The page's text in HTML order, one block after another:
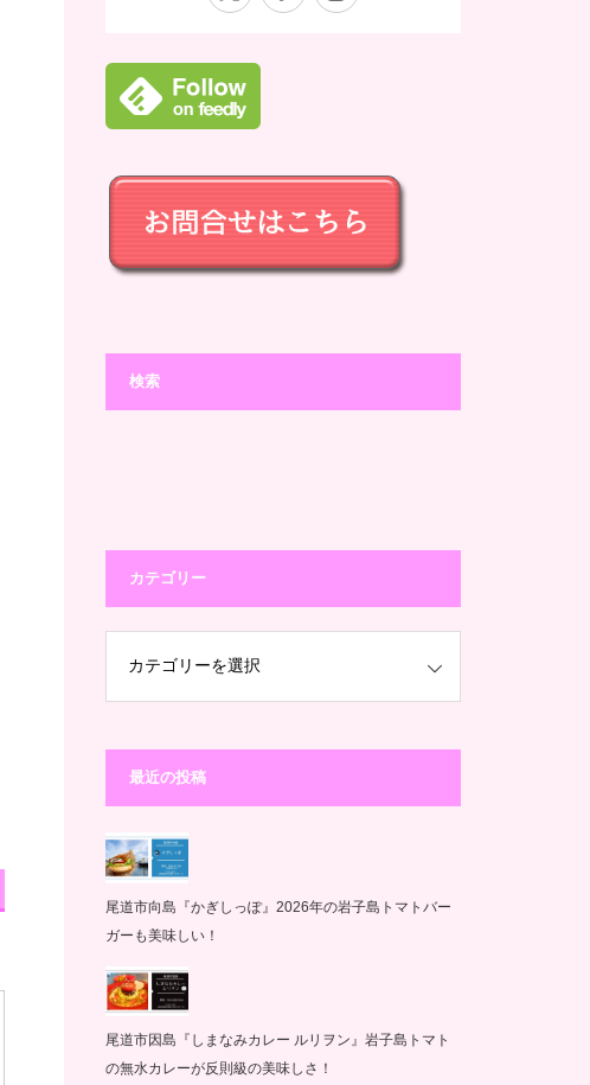
検索
カテゴリー
最近の投稿
尾道市向島『かぎしっぽ』2026年の岩子島トマトバー
ガーも美味しい！
尾道市因島『しまなみカレー ルリヲン』岩子島トマト
の無水カレーが反則級の美味しさ！